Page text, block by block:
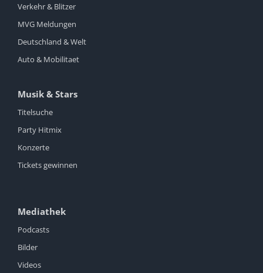
Verkehr & Blitzer
MVG Meldungen
Deutschland & Welt
Auto & Mobilitaet
Musik & Stars
Titelsuche
Party Hitmix
Konzerte
Tickets gewinnen
Mediathek
Podcasts
Bilder
Videos